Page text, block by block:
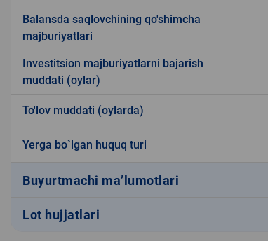
Balansda saqlovchining qo'shimcha
majburiyatlari
Investitsion majburiyatlarni bajarish
muddati (oylar)
To'lov muddati (oylarda)
Yerga bo`lgan huquq turi
Buyurtmachi ma’lumotlari
Lot hujjatlari